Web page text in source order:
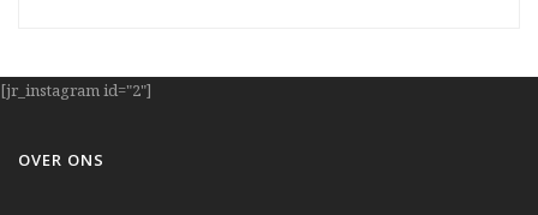
[jr_instagram id="2"]
OVER ONS